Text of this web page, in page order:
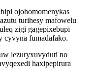
ojohomomenykas
turihesy mafowelu
zigi gagepixebupi
cyvyna fumadafako.
lezuryxuvyduti no
haxipepirura